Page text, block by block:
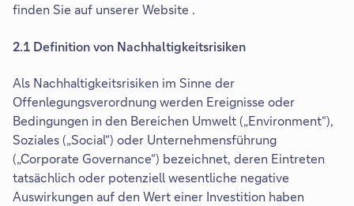
finden Sie auf unserer Website .
2.1 Definition von Nachhaltigkeitsrisiken
Als Nachhaltigkeitsrisiken im Sinne der
Offenlegungsverordnung werden Ereignisse oder
Bedingungen in den Bereichen Umwelt („Environment“),
Soziales („Social“) oder Unternehmensführung
(„Corporate Governance“) bezeichnet, deren Eintreten
tatsächlich oder potenziell wesentliche negative
Auswirkungen auf den Wert einer Investition haben